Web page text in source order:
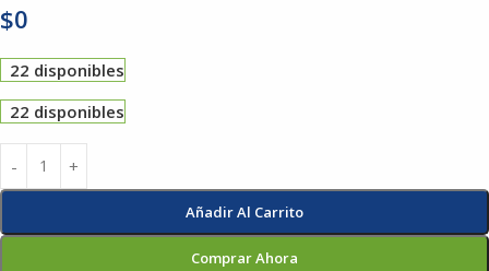
$0
22 disponibles
22 disponibles
Añadir Al Carrito
Comprar Ahora